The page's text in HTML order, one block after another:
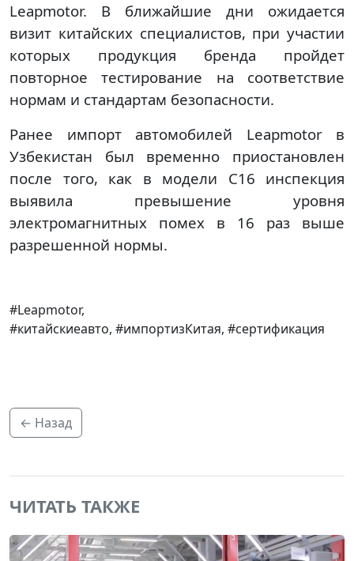
Leapmotor. В ближайшие дни ожидается
визит китайских специалистов, при участии
которых продукция бренда пройдет
повторное тестирование на соответствие
нормам и стандартам безопасности.
Ранее импорт автомобилей Leapmotor в
Узбекистан был временно приостановлен
после того, как в модели C16 инспекция
выявила превышение уровня
электромагнитных помех в 16 раз выше
разрешенной нормы.
#Leapmotor,
#китайскиеавто, #импортизКитая, #сертификация
← Назад
ЧИТАТЬ ТАКЖЕ